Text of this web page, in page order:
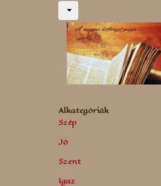
Alkategóriák
Szép
Jó
Szent
Igaz